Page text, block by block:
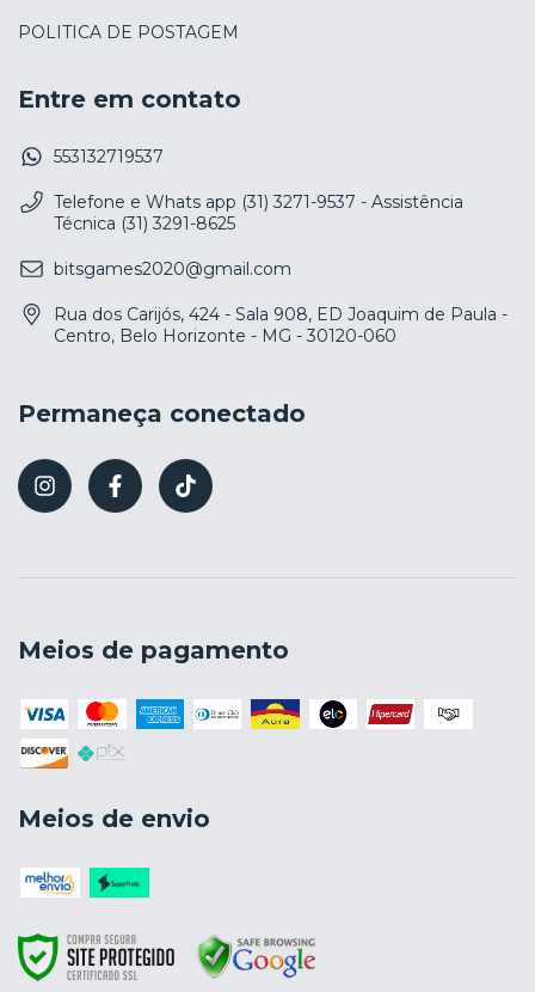
POLITICA DE POSTAGEM
Entre em contato
553132719537
Telefone e Whats app (31) 3271-9537 - Assistência
Técnica (31) 3291-8625
bitsgames2020@gmail.com
Rua dos Carijós, 424 - Sala 908, ED Joaquim de Paula -
Centro, Belo Horizonte - MG - 30120-060
Permaneça conectado
Meios de pagamento
Meios de envio